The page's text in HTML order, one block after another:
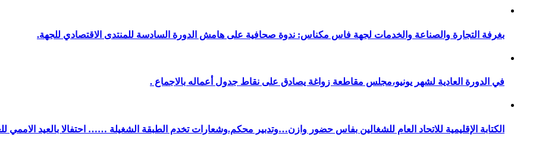
بغرفة التجارة والصناعة والخدمات لجهة فاس مكناس: ندوة صحافية على هامش الدورة السادسة للمنتدى الاقتصادي للجهة.
في الدورة العادية لشهر يونيو،مجلس مقاطعة زواغة يصادق على نقاط جدول أعماله بالاجماع .
الكتابة الإقليمية للاتحاد العام للشغالين بفاس حضور وازن…وتدبير محكم.وشعارات تخدم الطبقة الشغيلة …… احتفالا بالعيد الاممي